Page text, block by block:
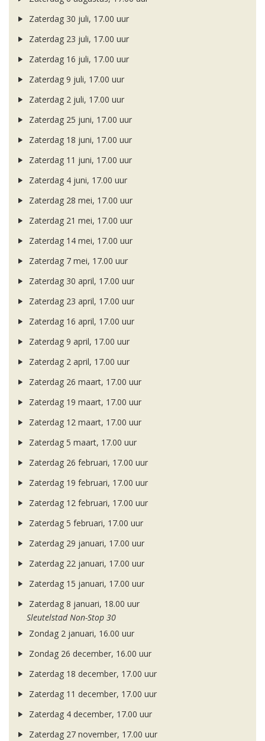
Zaterdag 30 juli, 17.00 uur
Zaterdag 23 juli, 17.00 uur
Zaterdag 16 juli, 17.00 uur
Zaterdag 9 juli, 17.00 uur
Zaterdag 2 juli, 17.00 uur
Zaterdag 25 juni, 17.00 uur
Zaterdag 18 juni, 17.00 uur
Zaterdag 11 juni, 17.00 uur
Zaterdag 4 juni, 17.00 uur
Zaterdag 28 mei, 17.00 uur
Zaterdag 21 mei, 17.00 uur
Zaterdag 14 mei, 17.00 uur
Zaterdag 7 mei, 17.00 uur
Zaterdag 30 april, 17.00 uur
Zaterdag 23 april, 17.00 uur
Zaterdag 16 april, 17.00 uur
Zaterdag 9 april, 17.00 uur
Zaterdag 2 april, 17.00 uur
Zaterdag 26 maart, 17.00 uur
Zaterdag 19 maart, 17.00 uur
Zaterdag 12 maart, 17.00 uur
Zaterdag 5 maart, 17.00 uur
Zaterdag 26 februari, 17.00 uur
Zaterdag 19 februari, 17.00 uur
Zaterdag 12 februari, 17.00 uur
Zaterdag 5 februari, 17.00 uur
Zaterdag 29 januari, 17.00 uur
Zaterdag 22 januari, 17.00 uur
Zaterdag 15 januari, 17.00 uur
Zaterdag 8 januari, 18.00 uur
Sleutelstad Non-Stop 30
Zondag 2 januari, 16.00 uur
Zondag 26 december, 16.00 uur
Zaterdag 18 december, 17.00 uur
Zaterdag 11 december, 17.00 uur
Zaterdag 4 december, 17.00 uur
Zaterdag 27 november, 17.00 uur